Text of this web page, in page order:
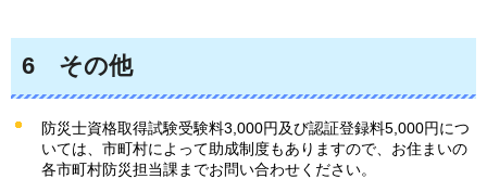
6 その他
防災士資格取得試験受験料3,000円及び認証登録料5,000円につ
いては、市町村によって助成制度もありますので、お住まいの
各市町村防災担当課までお問い合わせください。